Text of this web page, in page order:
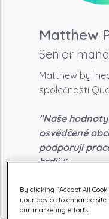
Matthew
Senior
Matthew byl
společnosti
"Naše
osvědčené
podporují
hrdý."
By clicking “Accept All
your device to enhance
our marketing efforts.